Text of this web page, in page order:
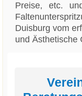
Preise, etc.
Duisburg vom
und Ästhetische